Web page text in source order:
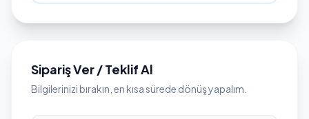
Sipariş Ver / Teklif Al
Bilgilerinizi bırakın, en kısa sürede dönüş yapalım.